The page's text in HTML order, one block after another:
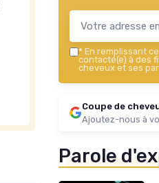
* En remplissant
contacté(e) à des
cheveux et ses
Coupe de
Ajoutez-nous à
Parole